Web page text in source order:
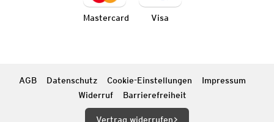
Mastercard Visa
AGB Datenschutz Cookie-Einstellungen
Impressum
Widerruf
Barrierefreiheit
Vertrag widerrufen